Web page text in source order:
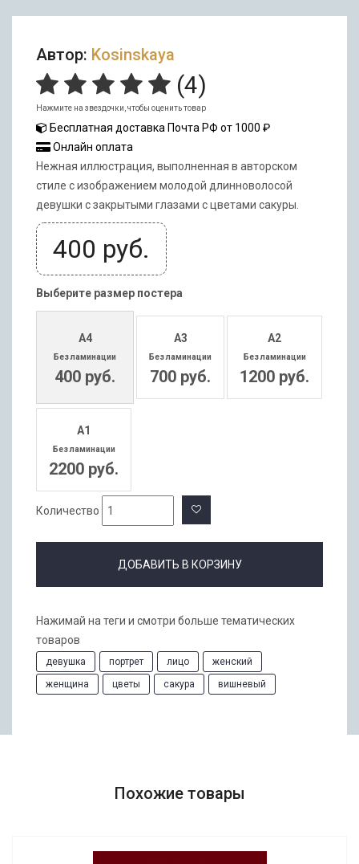
Автор: Kosinskaya
(4)
Нажмите на звездочки, чтобы оценить товар
Бесплатная доставка Почта РФ от 1000 ₽
Онлайн оплата
Нежная иллюстрация, выполненная в авторском
стиле с изображением молодой длинноволосой
девушки с закрытыми глазами с цветами сакуры.
400 руб.
Выберите размер постера
А4
Без ламинации
400 руб.
А3
Без ламинации
700 руб.
А2
Без ламинации
1200 руб.
А1
Без ламинации
2200 руб.
Количество
ДОБАВИТЬ В КОРЗИНУ
Нажимай на теги и смотри больше тематических
товаров
девушка портрет лицо
женский
женщина
цветы сакура вишневый
Похожие товары